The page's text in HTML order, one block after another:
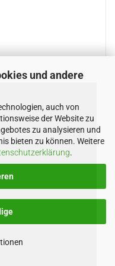
und andere
auch von
der Website zu
zu analysieren und
bieten zu können. Weitere
.